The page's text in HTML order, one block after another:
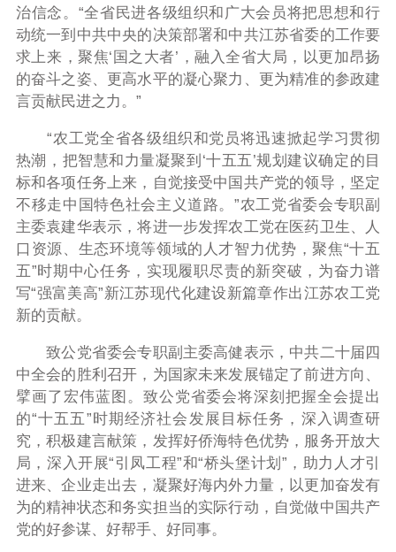
治信念。“全省民进各级组织和广大会员将把思想和行
动统一到中共中央的决策部署和中共江苏省委的工作要
求上来，聚焦‘国之大者’，融入全省大局，以更加昂扬
的奋斗之姿、更高水平的凝心聚力、更为精准的参政建
言贡献民进之力。”
“农工党全省各级组织和党员将迅速掀起学习贯彻
热潮，把智慧和力量凝聚到‘十五五’规划建议确定的目
标和各项任务上来，自觉接受中国共产党的领导，坚定
不移走中国特色社会主义道路。”农工党省委会专职副
主委袁建华表示，将进一步发挥农工党在医药卫生、人
口资源、生态环境等领域的人才智力优势，聚焦“十五
五”时期中心任务，实现履职尽责的新突破，为奋力谱
写“强富美高”新江苏现代化建设新篇章作出江苏农工党
新的贡献。
致公党省委会专职副主委高健表示，中共二十届四
中全会的胜利召开，为国家未来发展锚定了前进方向、
擘画了宏伟蓝图。致公党省委会将深刻把握全会提出
的“十五五”时期经济社会发展目标任务，深入调查研
究，积极建言献策，发挥好侨海特色优势，服务开放大
局，深入开展“引凤工程”和“桥头堡计划”，助力人才引
进来、企业走出去，凝聚好海内外力量，以更加奋发有
为的精神状态和务实担当的实际行动，自觉做中国共产
党的好参谋、好帮手、好同事。